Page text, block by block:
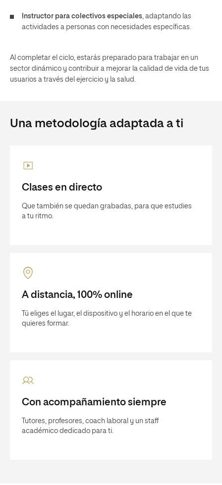
Instructor para colectivos especiales, adaptando las
actividades a personas con necesidades específicas.
Al completar el ciclo, estarás preparado para trabajar en un
sector dinámico y contribuir a mejorar la calidad de vida de tus
usuarios a través del ejercicio y la salud.
Una metodología adaptada a ti
Clases en directo
Que también se quedan grabadas, para que estudies
a tu ritmo.
A distancia, 100% online
Tú eliges el lugar, el dispositivo y el horario en el que te
quieres formar.
Con acompañamiento siempre
Tutores, profesores, coach laboral y un staff
académico dedicado para ti.